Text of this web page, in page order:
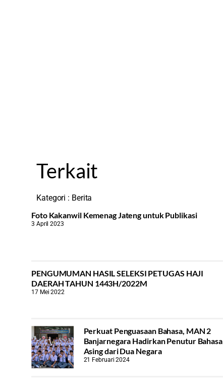
Terkait
Kategori : Berita
Foto Kakanwil Kemenag Jateng untuk Publikasi
3 April 2023
PENGUMUMAN HASIL SELEKSI PETUGAS HAJI
DAERAH TAHUN 1443H/2022M
17 Mei 2022
Perkuat Penguasaan Bahasa, MAN 2
Banjarnegara Hadirkan Penutur Bahasa
Asing dari Dua Negara
21 Februari 2024